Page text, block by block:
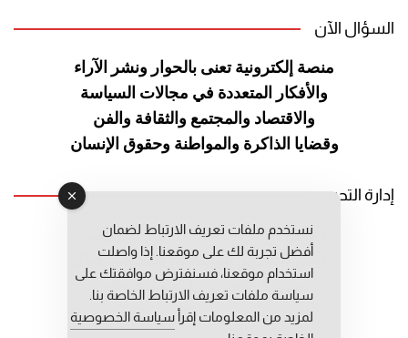
السؤال الآن
منصة إلكترونية تعنى بالحوار ونشر الآراء
والأفكار المتعددة في مجالات السياسة
والاقتصاد والمجتمع والثقافة والفن
وقضايا الذاكرة والمواطنة وحقوق الإنسان
إدارة التحرير
رئيس التحرير: عبد الرحيم التوراني
رئيس التحرير المساعد: المعطي قبال
مديرة التحرير: فاطمة حوحو
نستخدم ملفات تعريف الارتباط لضمان
أفضل تجربة لك على موقعنا. إذا واصلت
استخدام موقعنا، فسنفترض موافقتك على
سياسة ملفات تعريف الارتباط الخاصة بنا.
لمزيد من المعلومات إقرأ سياسة الخصوصية